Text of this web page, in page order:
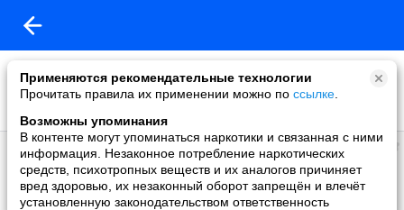
Применяются рекомендательные технологии
Прочитать правила их применении можно по ссылке
Возможны упоминания
В контенте могут упоминаться наркотики и связанная с ними
информация. Незаконное потребление наркотических
средств, психотропных веществ и их аналогов причиняет
вред здоровью, их незаконный оборот запрещён и влечёт
установленную законодательством ответственность
Алексей
добавил видео
25.09.2008
Ресторан Невский Журавли Риорита